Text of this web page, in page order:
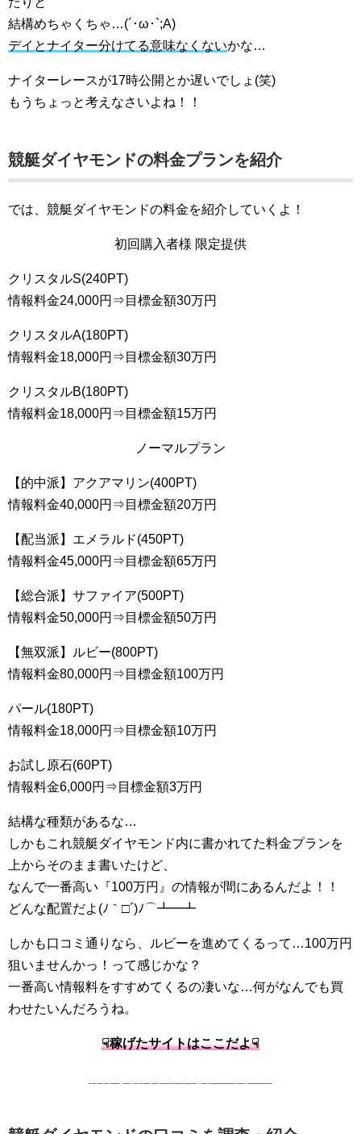
結構めちゃくちゃ…(´･ω･`;A)
デイとナイター分けてる意味なくないかな…
ナイターレースが17時公開とか遅いでしょ(笑)
もうちょっと考えなさいよね！！
競艇ダイヤモンドの料金プランを紹介
では、競艇ダイヤモンドの料金を紹介していくよ！
初回購入者様 限定提供
クリスタルS(240PT)
情報料金24,000円⇒目標金額30万円
クリスタルA(180PT)
情報料金18,000円⇒目標金額30万円
クリスタルB(180PT)
情報料金18,000円⇒目標金額15万円
ノーマルプラン
【的中派】アクアマリン(400PT)
情報料金40,000円⇒目標金額20万円
【配当派】エメラルド(450PT)
情報料金45,000円⇒目標金額65万円
【総合派】サファイア(500PT)
情報料金50,000円⇒目標金額50万円
【無双派】ルビー(800PT)
情報料金80,000円⇒目標金額100万円
パール(180PT)
情報料金18,000円⇒目標金額10万円
お試し原石(60PT)
情報料金6,000円⇒目標金額3万円
結構な種類があるな…
しかもこれ競艇ダイヤモンド内に書かれてた料金プランを
上からそのまま書いたけど、
なんで一番高い『100万円』の情報が間にあるんだよ！！
どんな配置だよ(ﾉ｀□´)ﾉ⌒┻━┻
しかも口コミ通りなら、ルビーを進めてくるって…100万円
狙いませんかっ！って感じかな？
一番高い情報料をすすめてくるの凄いな…何がなんでも買
わせたいんだろうね。
☟稼げたサイトはここだよ☟